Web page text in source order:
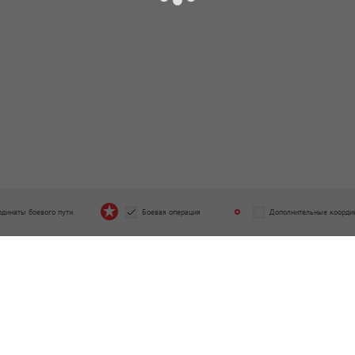
боевого пути Боевая операция Дополнительные